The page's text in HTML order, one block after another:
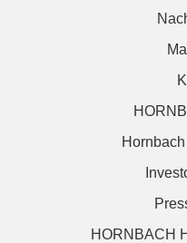
HORNBACH